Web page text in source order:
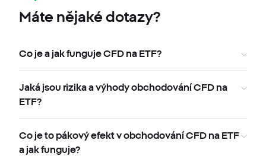
Máte nějaké dotazy?
Co je a jak funguje CFD na ETF?
Jaká jsou rizika a výhody obchodování CFD na
ETF?
Co je to pákový efekt v obchodování CFD na ETF
a jak funguje?